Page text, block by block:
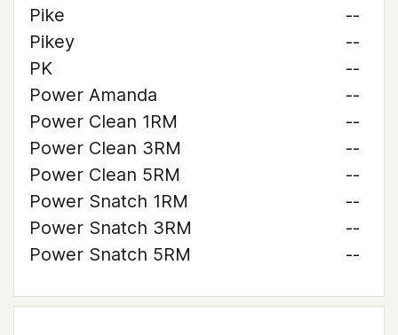
Pike
--
Pikey
--
PK
--
Power Amanda
--
Power Clean 1RM
--
Power Clean 3RM
--
Power Clean 5RM
--
Power Snatch 1RM
--
Power Snatch 3RM
--
Power Snatch 5RM
--